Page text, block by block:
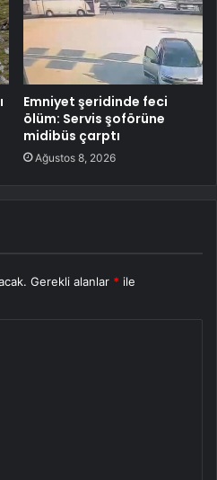
Emniyet şeridinde feci
ölüm: Servis şoförüne
midibüs çarptı
Ağustos 8, 2026
Gerekli alanlar * ile